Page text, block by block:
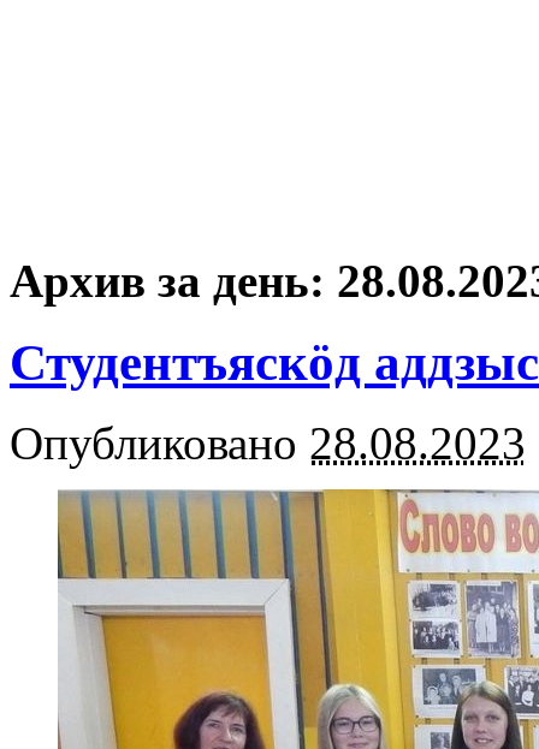
Архив за день:
Студентъяскöд
Опубликовано 28.08.2023